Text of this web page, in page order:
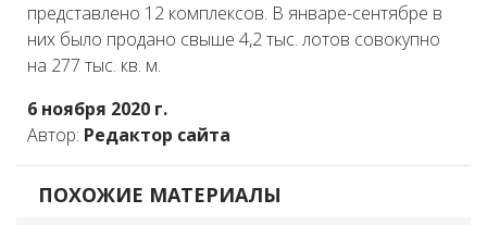
представлено 12 комплексов. В январе-сентябре в
них было продано свыше 4,2 тыс. лотов совокупно
на 277 тыс. кв. м.
6 ноября 2020 г.
Автор: Редактор сайта
ПОХОЖИЕ МАТЕРИАЛЫ